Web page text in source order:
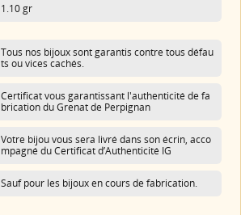
1.10 gr
Tous nos bijoux sont garantis contre tous défau
ts ou vices cachés.
Certificat vous garantissant l'authenticité de fa
brication du Grenat de Perpignan
Votre bijou vous sera livré dans son écrin, acco
mpagné du Certificat d’Authenticité IG
Sauf pour les bijoux en cours de fabrication.